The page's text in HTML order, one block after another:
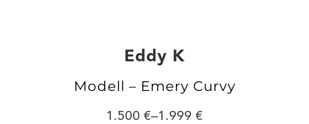
Eddy K
Modell – Emery Curvy
1.500 –1.999